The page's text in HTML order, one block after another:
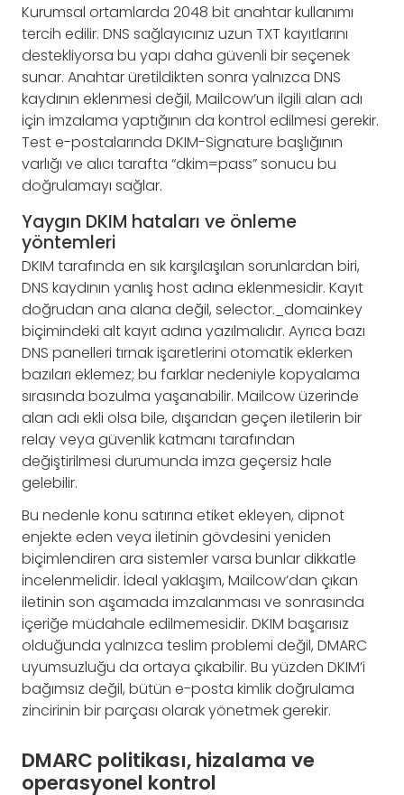
Kurumsal ortamlarda 2048 bit anahtar kullanımı
tercih edilir. DNS sağlayıcınız uzun TXT kayıtlarını
destekliyorsa bu yapı daha güvenli bir seçenek
sunar. Anahtar üretildikten sonra yalnızca DNS
kaydının eklenmesi değil, Mailcow’un ilgili alan adı
için imzalama yaptığının da kontrol edilmesi gerekir.
Test e-postalarında DKIM-Signature başlığının
varlığı ve alıcı tarafta “dkim=pass” sonucu bu
doğrulamayı sağlar.
Yaygın DKIM hataları ve önleme
yöntemleri
DKIM tarafında en sık karşılaşılan sorunlardan biri,
DNS kaydının yanlış host adına eklenmesidir. Kayıt
doğrudan ana alana değil, selector._domainkey
biçimindeki alt kayıt adına yazılmalıdır. Ayrıca bazı
DNS panelleri tırnak işaretlerini otomatik eklerken
bazıları eklemez; bu farklar nedeniyle kopyalama
sırasında bozulma yaşanabilir. Mailcow üzerinde
alan adı ekli olsa bile, dışarıdan geçen iletilerin bir
relay veya güvenlik katmanı tarafından
değiştirilmesi durumunda imza geçersiz hale
gelebilir.
Bu nedenle konu satırına etiket ekleyen, dipnot
enjekte eden veya iletinin gövdesini yeniden
biçimlendiren ara sistemler varsa bunlar dikkatle
incelenmelidir. İdeal yaklaşım, Mailcow’dan çıkan
iletinin son aşamada imzalanması ve sonrasında
içeriğe müdahale edilmemesidir. DKIM başarısız
olduğunda yalnızca teslim problemi değil, DMARC
uyumsuzluğu da ortaya çıkabilir. Bu yüzden DKIM’i
bağımsız değil, bütün e-posta kimlik doğrulama
zincirinin bir parçası olarak yönetmek gerekir.
DMARC politikası, hizalama ve
operasyonel kontrol